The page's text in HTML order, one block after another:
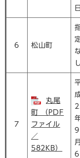
日
6 松山町
7
丸尾
町 （PDF
ファイル
／
582KB）
9
月
6